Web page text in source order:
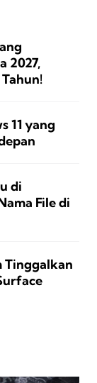
2027,
11 yang
di
File di
Tinggalkan